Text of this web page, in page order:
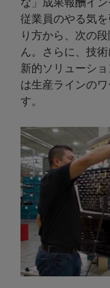
な」成果報酬イ
従業員のやる気
り方から、次の
ん。さらに、技
新的ソリューシ
は生産ラインの
す。